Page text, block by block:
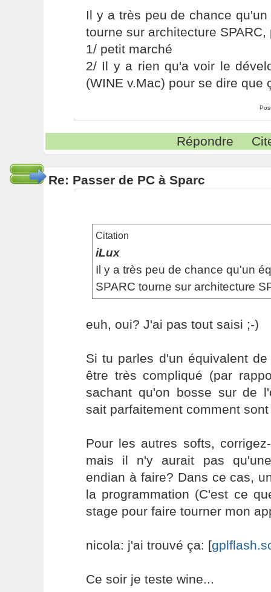
Il y a très peu de chance
tourne sur architecture SPARC,
1/ petit marché
2/ Il y a rien qu'a voir le
(WINE v.Mac) pour se dire que
Répondre
Re: Passer de PC à Sparc
Citation
iLux
Il y a très peu de chance qu'un
SPARC tourne sur architecture
euh, oui? J'ai pas tout saisi ;-)
Si tu parles d'un équivalent
être très compliqué (par
sachant qu'on bosse sur de
sait parfaitement comment
Pour les autres softs,
mais il n'y aurait pas
endian à faire? Dans ce cas,
la programmation (C'est ce
stage pour faire tourner mon
nicola: j'ai trouvé ça: [
Ce soir je teste wine...